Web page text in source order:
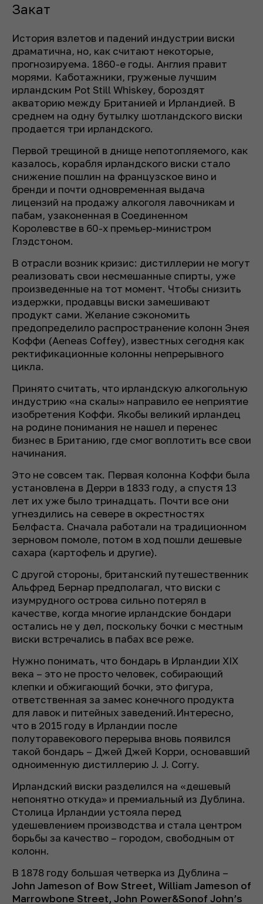
Закат
История взлетов и падений индустрии виски
драматична, но, как считают некоторые,
прогнозируема. 1860-е годы. Англия правит
морями. Каботажники, груженые лучшим
ирландским Pot Still Whiskey, бороздят
акваторию между Британией и Ирландией. В
среднем на одну бутылку шотландского виски
продается три ирландского.
Первой трещиной в днище непотопляемого, как
казалось, корабля ирландского виски стало
снижение пошлин на французское вино и
бренди и почти одновременная выдача
лицензий на продажу алкоголя лавочникам и
пабам, узаконенная в Соединенном
Королевстве в 60-х премьер-министром
Глэдстоном.
В отрасли возник кризис: дистиллерии не могут
реализовать свои несмешанные спирты, уже
произведенные на тот момент. Чтобы снизить
издержки, продавцы виски замешивают
продукт сами. Желание сэкономить
предопределило распространение колонн Энея
Коффи (Aeneas Coffey), известных сегодня как
ректификационные колонны непрерывного
цикла.
Принято считать, что ирландскую алкогольную
индустрию «на скалы» направило ее неприятие
изобретения Коффи. Якобы великий ирландец
на родине понимания не нашел и перенес
бизнес в Британию, где смог воплотить все свои
начинания.
Это не совсем так. Первая колонна Коффи была
установлена в Дерри в 1833 году, а спустя 13
лет их уже было тринадцать. Почти все они
угнездились на севере в окрестностях
Белфаста. Сначала работали на традиционном
зерновом помоле, потом в ход пошли дешевые
сахара (картофель и другие).
С другой стороны, британский путешественник
Альфред Бернар предполагал, что виски с
изумрудного острова сильно потерял в
качестве, когда многие ирландские бондари
остались не у дел, поскольку бочки с местным
виски встречались в пабах все реже.
Нужно понимать, что бондарь в Ирландии XIX
века – это не просто человек, собирающий
клепки и обжигающий бочки, это фигура,
ответственная за замес конечного продукта
для лавок и питейных заведений.Интересно,
что в 2015 году в Ирландии после
полуторавекового перерыва вновь появился
такой бондарь – Джей Джей Корри, основавший
одноименную дистиллерию J. J. Corry.
Ирландский виски разделился на «дешевый
непонятно откуда» и премиальный из Дублина.
Столица Ирландии устояла перед
удешевлением производства и стала центром
борьбы за качество – городом, свободным от
колонн.
В 1878 году большая четверка из Дублина –
John Jameson of Bow Street, William Jameson of
Marrowbone Street, John Power&Sonof John’s